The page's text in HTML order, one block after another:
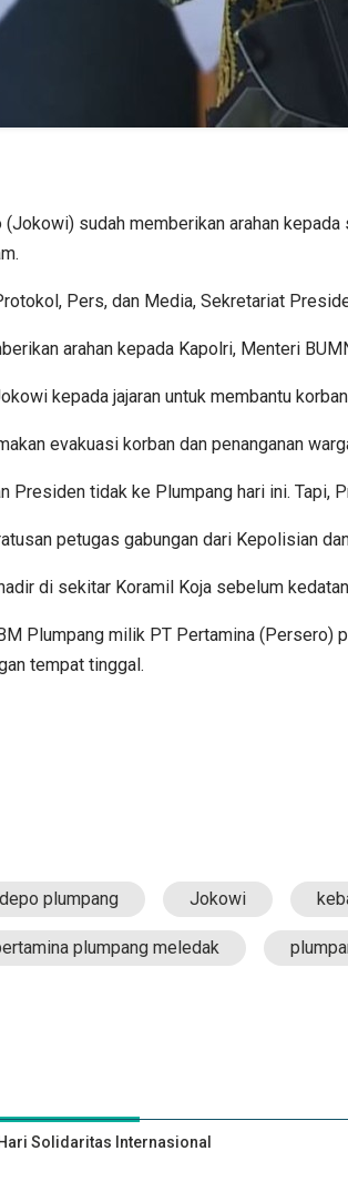
sudah memberikan arahan
Pers, dan Media, Sekretariat
arahan kepada Kapolri, Menteri
kepada jajaran untuk membantu
evakuasi korban dan penanganan
Presiden tidak ke Plumpang hari ini.
petugas gabungan dari Kepolisian
di sekitar Koramil Koja sebelum
Plumpang milik PT Pertamina
tempat tinggal.
depo plumpang Jokowi
plumpang meledak
Solidaritas Internasional